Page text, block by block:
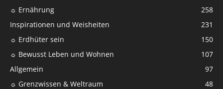
☼ Ernährung
258
Inspirationen und Weisheiten
231
☼ Erdhüter sein
150
☼ Bewusst Leben und Wohnen
107
Allgemein
97
☼ Grenzwissen & Weltraum
48